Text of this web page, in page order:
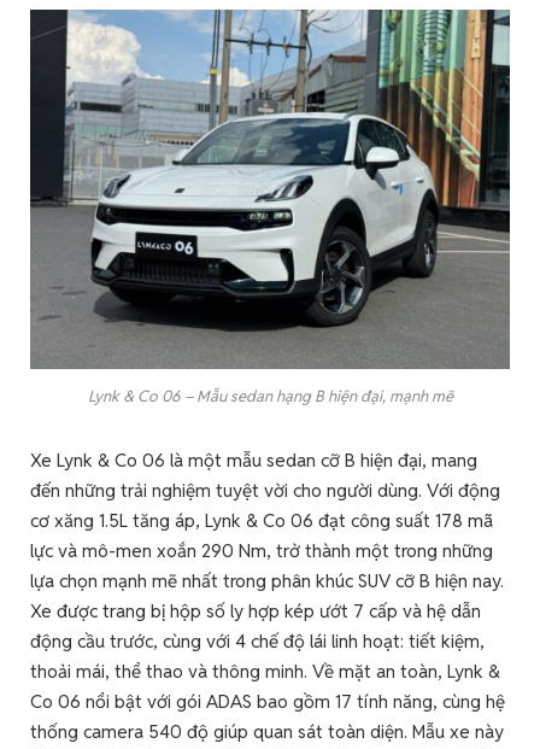
Lynk & Co 06 – Mẫu sedan hạng B hiện đại, mạnh mẽ
Xe Lynk & Co 06 là một mẫu sedan cỡ B hiện đại, mang
đến những trải nghiệm tuyệt vời cho người dùng. Với động
cơ xăng 1.5L tăng áp, Lynk & Co 06 đạt công suất 178 mã
lực và mô-men xoắn 290 Nm, trở thành một trong những
lựa chọn mạnh mẽ nhất trong phân khúc SUV cỡ B hiện nay.
Xe được trang bị hộp số ly hợp kép ướt 7 cấp và hệ dẫn
động cầu trước, cùng với 4 chế độ lái linh hoạt: tiết kiệm,
thoải mái, thể thao và thông minh. Về mặt an toàn, Lynk &
Co 06 nổi bật với gói ADAS bao gồm 17 tính năng, cùng hệ
thống camera 540 độ giúp quan sát toàn diện. Mẫu xe này